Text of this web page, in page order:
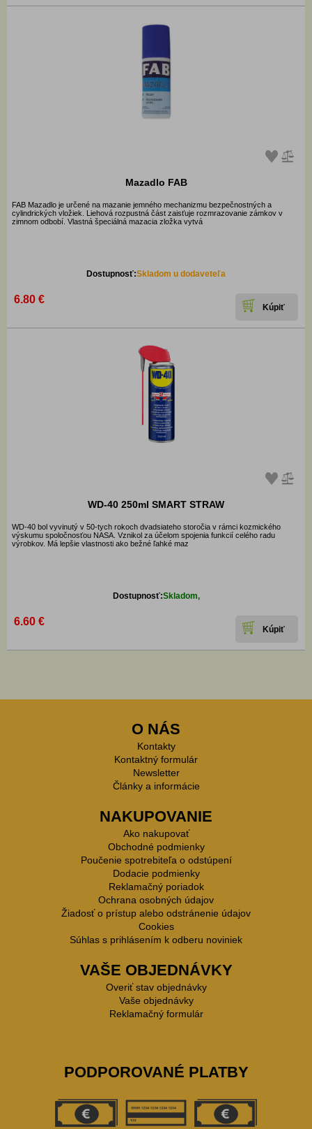
Mazadlo FAB
FAB Mazadlo je určené na mazanie jemného mechanizmu bezpečnostných a
cylindrických vložiek. Liehová rozpustná část zaisťuje rozmrazovanie zámkov v
zimnom odbobí. Vlastná špeciálná mazacia zložka vytvá
Dostupnosť:Skladom u dodaveteľa
6.80 €
WD-40 250ml SMART STRAW
WD-40 bol vyvinutý v 50-tych rokoch dvadsiateho storočia v rámci kozmického
výskumu spoločnosťou NASA. Vznikol za účelom spojenia funkcií celého radu
výrobkov. Má lepšie vlastnosti ako bežné ľahké maz
Dostupnosť:Skladom,
6.60 €
O NÁS
Kontakty
Kontaktný formulár
Newsletter
Články a informácie
NAKUPOVANIE
Ako nakupovať
Obchodné podmienky
Poučenie spotrebiteľa o odstúpení
Dodacie podmienky
Reklamačný poriadok
Ochrana osobných údajov
Žiadosť o prístup alebo odstránenie údajov
Cookies
Súhlas s prihlásením k odberu noviniek
VAŠE OBJEDNÁVKY
Overiť stav objednávky
Vaše objednávky
Reklamačný formulár
PODPOROVANÉ PLATBY